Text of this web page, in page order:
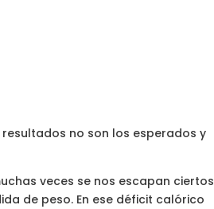
resultados no son los esperados y
veces se nos escapan ciertos
de peso. En ese déficit calórico